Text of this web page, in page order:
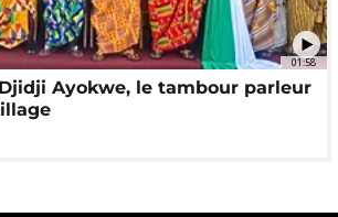
01:58
Ayokwe, le tambour parleur